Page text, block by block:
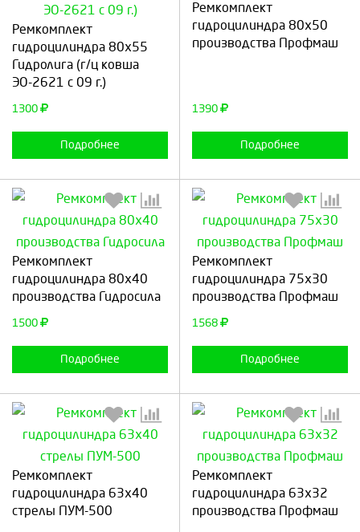
Ремкомплект
гидроцилиндра 80х55
Гидролига (г/ц ковша
ЭО-2621 с 09 г.)
1300
Подробнее
Выберите количество:
Продолжить
Ремкомплект
гидроцилиндра 80х50
производства Профмаш
1390
Подробнее
Выберите количество:
Ремкомплект
гидроцилиндра 80х40
производства Гидросила
1500
Подробнее
Выберите количество:
Продолжить
Ремкомплект
гидроцилиндра 75х30
производства Профмаш
1568
Подробнее
Выберите количество:
Продолжить
Ремкомплект
гидроцилиндра 63х40
стрелы ПУМ-500
Выберите количество:
Ремкомплект
гидроцилиндра 63х32
производства Профмаш
Выберите количество: